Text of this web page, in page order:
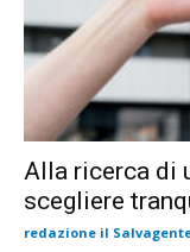
Alla ricerca di
scegliere
redazione il